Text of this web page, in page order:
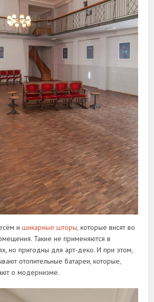
ишикарные шторы, которые висят во
Такие не применяются в
но пригодны для арт-деко. И при этом,
отопительные батареи, которые,
о модернизме.